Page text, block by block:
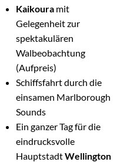
Kaikoura mit
Gelegenheit zur
spektakulären
Walbeobachtung
(Aufpreis)
Schiffsfahrt durch die
einsamen Marlborough
Sounds
Ein ganzer Tag für die
eindrucksvolle
HauptstadtWellington